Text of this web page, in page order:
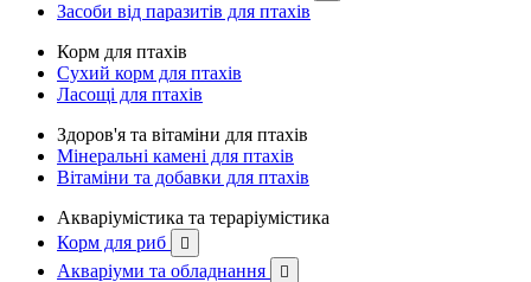
Засоби від паразитів для птахів
Корм для птахів
Сухий корм для птахів
Ласощі для птахів
Здоров'я та вітаміни для птахів
Мінеральні камені для птахів
Вітаміни та добавки для птахів
Акваріумістика та тераріумістика
Корм для риб

Акваріуми та обладнання 